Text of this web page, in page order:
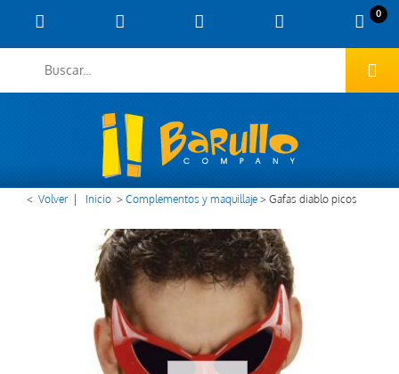
0
< Volver Inicio >Complementos y maquillaje>Gafas diablo picos